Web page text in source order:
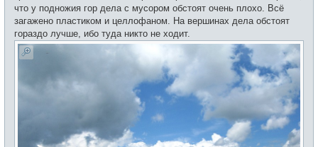
что у подножия гор дела с мусором обстоят очень плохо. Всё
загажено пластиком и целлофаном. На вершинах дела обстоят
гораздо лучше, ибо туда никто не ходит.